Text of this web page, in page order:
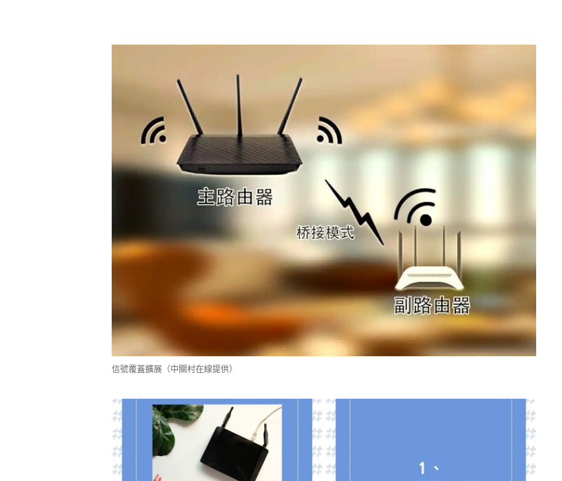
信號覆蓋擴展（中關村在線提供）